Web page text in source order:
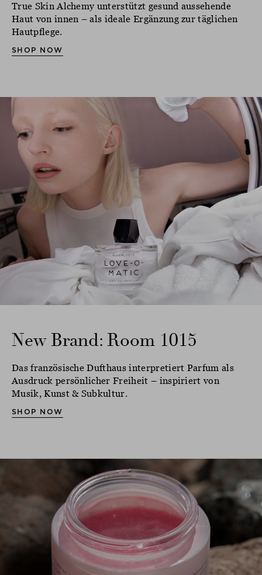
True Skin Alchemy unterstützt gesund aussehende
Haut von innen – als ideale Ergänzung zur täglichen
Hautpflege.
SHOP NOW
New Brand: Room 1015
Das französische Dufthaus interpretiert Parfum als
Ausdruck persönlicher Freiheit – inspiriert von
Musik, Kunst & Subkultur.
SHOP NOW